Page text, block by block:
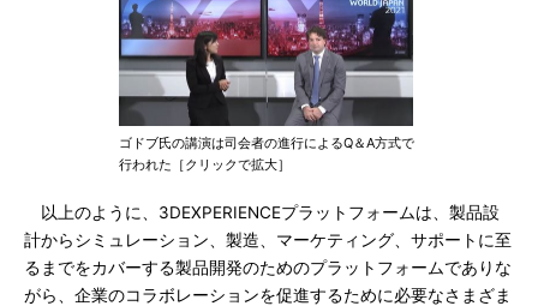
ゴドブ氏の講演は司会者の進行によるQ＆A方式で
行われた［クリックで拡大］
以上のように、3DEXPERIENCEプラットフォームは、製品設
計からシミュレーション、製造、マーケティング、サポートに至
るまでをカバーする製品開発のためのプラットフォームでありな
がら、企業のコラボレーションを促進するために必要なさまざま